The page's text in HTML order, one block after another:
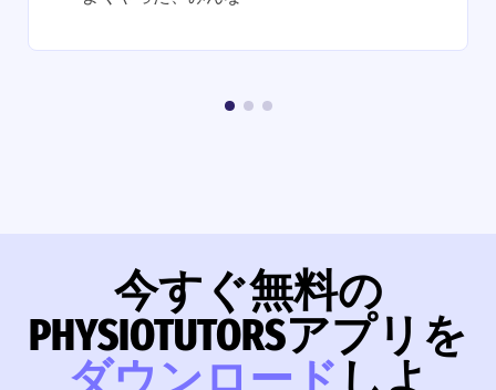
今すぐ無料の
PHYSIOTUTORSアプリを